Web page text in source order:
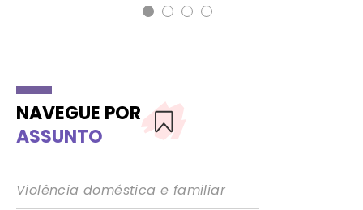
NAVEGUE POR
ASSUNTO
Violência doméstica e familiar